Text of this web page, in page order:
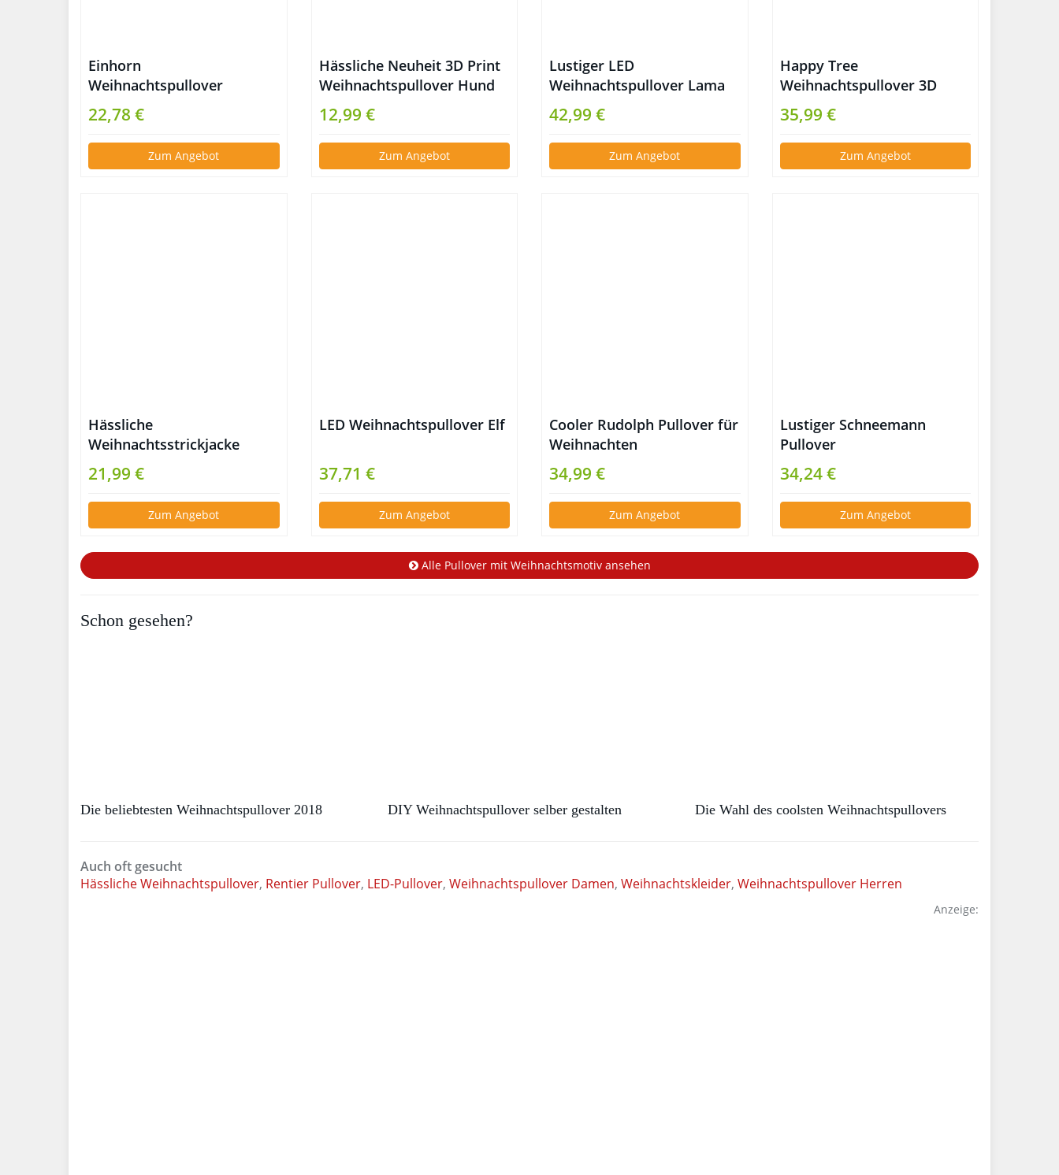
Einhorn
Weihnachtspullover
Hässlich
22,78 €
Zum Angebot
Hässliche Neuheit 3D Print
Weihnachtspullover Hund
Lebkuchenmann
12,99 €
Zum Angebot
Lustiger LED
Weihnachtspullover Lama
42,99 €
Zum Angebot
Happy Tree
Weihnachtspullover 3D
35,99 €
Zum Angebot
Hässliche
Weihnachtsstrickjacke
21,99 €
Zum Angebot
LED Weihnachtspullover Elf
37,71 €
Zum Angebot
Cooler Rudolph Pullover für
Weihnachten
34,99 €
Zum Angebot
Lustiger Schneemann
Pullover
34,24 €
Zum Angebot
Alle Pullover mit Weihnachtsmotiv ansehen
Schon gesehen?
Die beliebtesten Weihnachtspullover 2018 DIY Weihnachtspullover selber gestalten Die Wahl des coolsten Weihnachtspullovers
Auch oft gesucht
Hässliche Weihnachtspullover, Rentier Pullover, LED-Pullover, Weihnachtspullover Damen, Weihnachtskleider, Weihnachtspullover Herren
Anzeige: